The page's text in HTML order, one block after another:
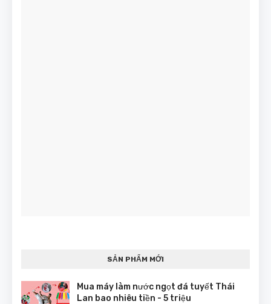
SẢN PHẨM MỚI
Mua máy làm nước ngọt đá tuyết Thái
Lan bao nhiêu tiền - 5 triệu